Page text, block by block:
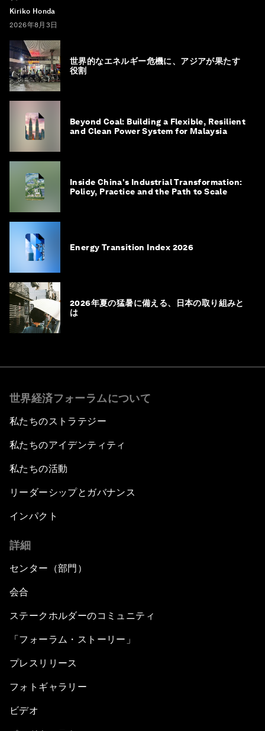
Kiriko Honda
2026年8月3日
世界的なエネルギー危機に、アジアが果たす
役割
Beyond Coal: Building a Flexible, Resilient
and Clean Power System for Malaysia
Inside China's Industrial Transformation:
Policy, Practice and the Path to Scale
Energy Transition Index 2026
2026年夏の猛暑に備える、日本の取り組みと
は
世界経済フォーラムについて
私たちのストラテジー
私たちのアイデンティティ
私たちの活動
リーダーシップとガバナンス
インパクト
詳細
センター（部門）
会合
ステークホルダーのコミュニティ
「フォーラム・ストーリー」
プレスリリース
フォトギャラリー
ビデオ